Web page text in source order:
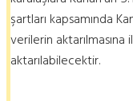
şartları kapsamında
verilerin
aktarılabilecektir.